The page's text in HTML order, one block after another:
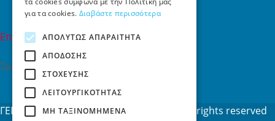
Επικοινωνία
Επικοινωνία
Σκαλάνι, Ηράκλειο Κρήτης
2810731415
info[at]toys4u.gr
ΓΕΜΗ: 188101127000 © 2026
All rights reserved
για τα cookies. Διαβάστε περισσότερα
ΑΠΟΛΎΤΩΣ ΑΠΑΡΑΊΤΗΤΑ
ΑΠΌΔΟΣΗΣ
ΣΤΌΧΕΥΣΗΣ
ΛΕΙΤΟΥΡΓΙΚΌΤΗΤΑΣ
ΜΗ ΤΑΞΙΝΟΜΗΜΈΝΑ